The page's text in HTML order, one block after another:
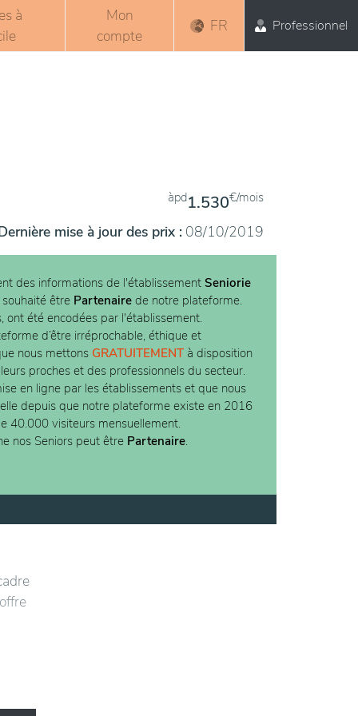
à
Mon
compte
FR Professionnel
àpd1.530€/mois
mise à jour des prix : 08/10/2019
des informations de l'établissement Seniorie
être Partenaire de notre plateforme.
ont été encodées par l'établissement.
d’être irréprochable, éthique et
nous mettons GRATUITEMENT à disposition
proches et des professionnels du secteur.
en ligne par les établissements et que nous
depuis que notre plateforme existe en 2016
40.000 visiteurs mensuellement.
nos Seniors peut être Partenaire.